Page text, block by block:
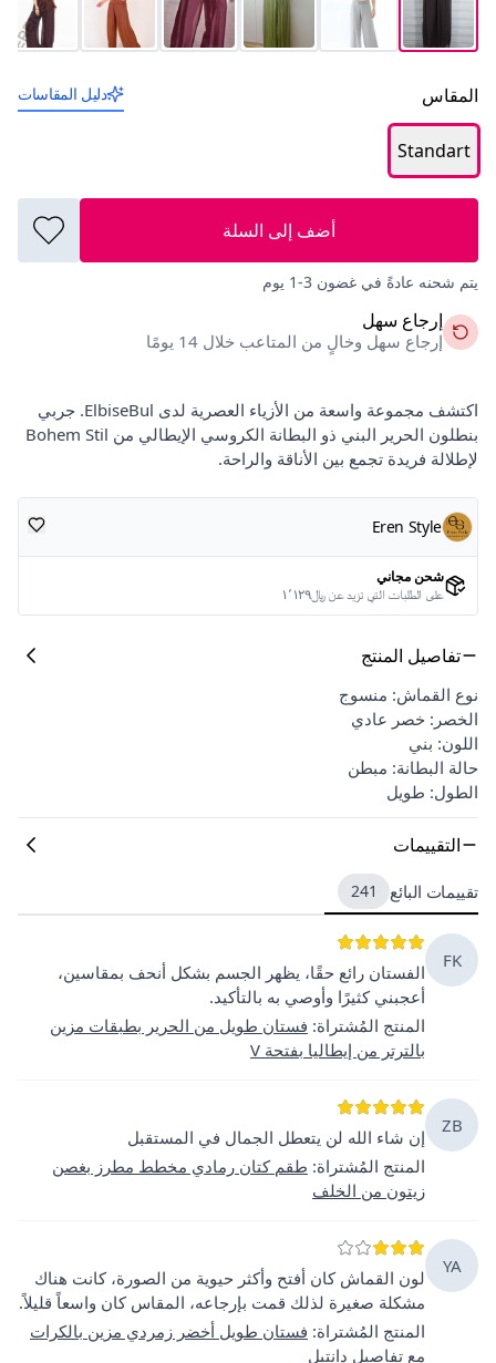
المقاس دليل المقاسات
Standart
أضف إلى السلة
يتم شحنه عادةً في غضون 3-1 يوم
إرجاع سهل
إرجاع سهل وخالٍ من المتاعب خلال 14 يومًا
اكتشف مجموعة واسعة من الأزياء العصرية لدى ElbiseBul. جربي
بنطلون الحرير البني ذو البطانة الكروسي الإيطالي من Bohem Stil
لإطلالة فريدة تجمع بين الأناقة والراحة.
Eren Style
شحن مجاني
على الطلبات التي تزيد عن ﷼١٬١٢٩
تفاصيل المنتج
نوع القماش: منسوج
الخصر: خصر عادي
اللون: بني
حالة البطانة: مبطن
الطول: طويل
التقييمات
تقييمات البائع 241
FK
الفستان رائع حقًا، يظهر الجسم بشكل أنحف بمقاسين،
أعجبني كثيرًا وأوصي به بالتأكيد.
المنتج المُشتراة: فستان طويل من الحرير بطبقات مزين
بالترتر من إيطاليا بفتحة V
ZB
إن شاء الله لن يتعطل الجمال في المستقبل
المنتج المُشتراة: طقم كتان رمادي مخطط مطرز بغصن
زيتون من الخلف
YA
لون القماش كان أفتح وأكثر حيوية من الصورة، كانت هناك
مشكلة صغيرة لذلك قمت بإرجاعه، المقاس كان واسعاً قليلاً.
المنتج المُشتراة: فستان طويل أخضر زمردي مزين بالكرات
مع تفاصيل دانتيل